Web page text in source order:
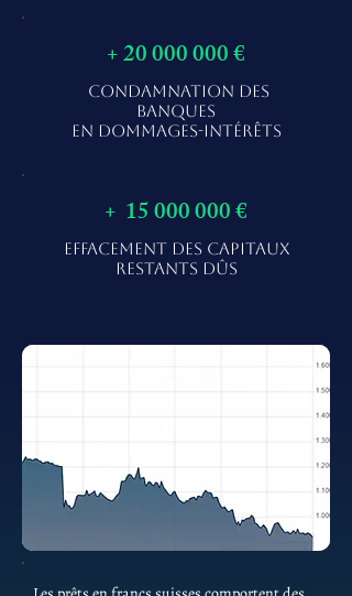
+20 000 000€
CONDAMNATION DES
BANQUES
EN DOMMAGES-INTÉRÊTS
+ 15 000 000€
EFFACEMENT DES CAPITAUX
RESTANTS DÛS